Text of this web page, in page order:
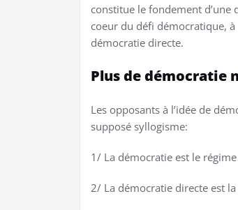
constitue le fondement d’une
coeur du défi démocratique,
démocratie directe.
Plus de démocratie
Les opposants à l’idée de
supposé syllogisme:
1/ La démocratie est le
2/ La démocratie directe est